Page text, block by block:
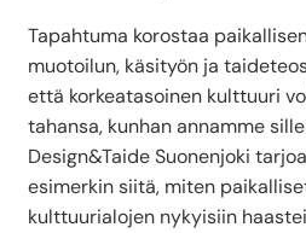
Tapahtuma korostaa
muotoilun, käsityön ja
että korkeatasoinen kulttuuri
tahansa, kunhan annamme
Design&Taide Suonenjoki
esimerkin siitä, miten
kulttuurialojen nykyisiin